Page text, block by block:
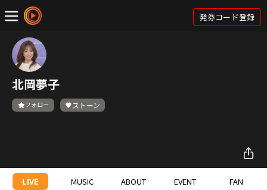
発券コード登録
北岡夢子
フォロー ストーン
LIVE MUSIC ABOUT EVENT FAN